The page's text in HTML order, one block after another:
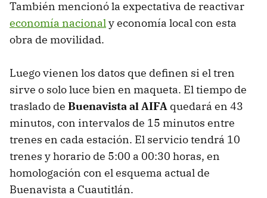
También mencionó la expectativa de reactivar
economía nacionaly economía local con esta
obra de movilidad.
Luego vienen los datos que definen si el tren
sirve o solo luce bien en maqueta. El tiempo de
traslado de Buenavista al AIFA quedará en 43
minutos, con intervalos de 15 minutos entre
trenes en cada estación. El servicio tendrá 10
trenes y horario de 5:00 a 00:30 horas, en
homologación con el esquema actual de
Buenavista a Cuautitlán.